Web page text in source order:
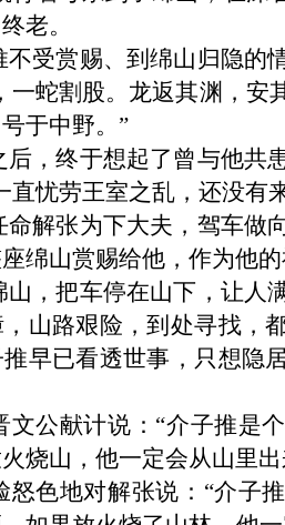
老。
不受赏赐、到绵山归隐的
一蛇割股。龙返其渊，安
于中野。”
后，终于想起了曾与他共
直忧劳王室之乱，还没有
命解张为下大夫，驾车做
绵山赏赐给他，作为他
山，把车停在山下，让人
山路艰险，到处寻找，
早已看透世事，只想隐
文公献计说：“介子推是
烧山，他一定会从山里出
怒色地对解张说：“介子